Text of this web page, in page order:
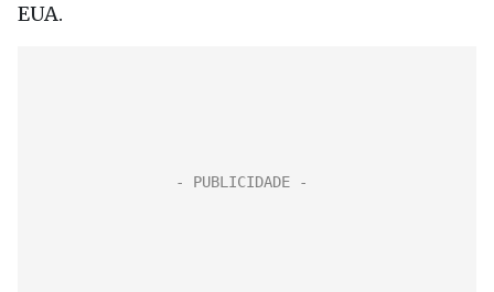
EUA.